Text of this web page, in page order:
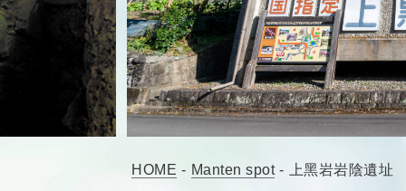
HOME - Manten spot - 上黑岩岩陰遺址